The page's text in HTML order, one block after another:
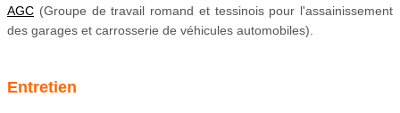
AGC (Groupe de travail romand et tessinois pour l'assainissement
des garages et carrosserie de véhicules automobiles)
Entretien